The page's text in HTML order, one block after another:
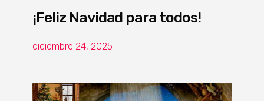
¡Feliz Navidad para todos!
diciembre 24, 2025